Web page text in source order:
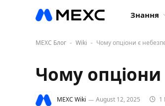
Знання
MEXC Блог - Wiki - Чому опціони є
Чому
MEXC Wiki August 12, 2025 1